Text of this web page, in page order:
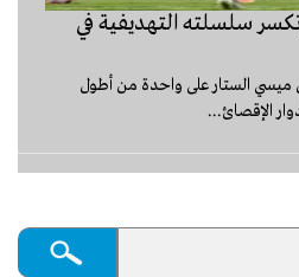
سلسلته التهديفية في
ميسي الستار على واحدة من أطول
الإقصائ...